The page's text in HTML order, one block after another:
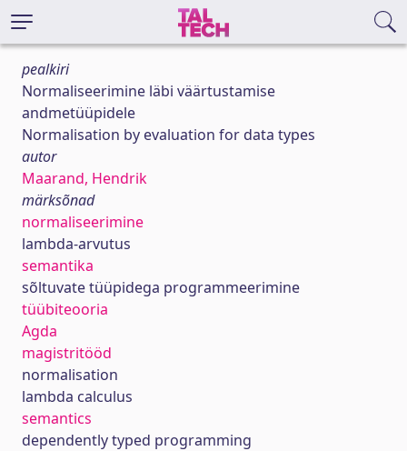
pealkiri
Normaliseerimine läbi väärtustamise
andmetüüpidele
Normalisation by evaluation for data types
autor
Maarand, Hendrik
märksõnad
normaliseerimine
lambda-arvutus
semantika
sõltuvate tüüpidega programmeerimine
tüübiteooria
Agda
magistritööd
normalisation
lambda calculus
semantics
dependently typed programming